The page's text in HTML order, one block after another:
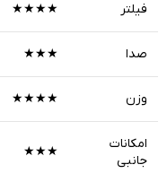
فیلتر ★★★★
صدا ★★★
وزن ★★★★
امکانات
جانبی
★★★